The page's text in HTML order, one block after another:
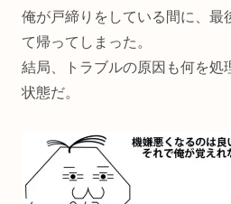
俺が戸締りをしている間に、最
て帰ってしまった。
結局、トラブルの原因も何を処
状態だ。